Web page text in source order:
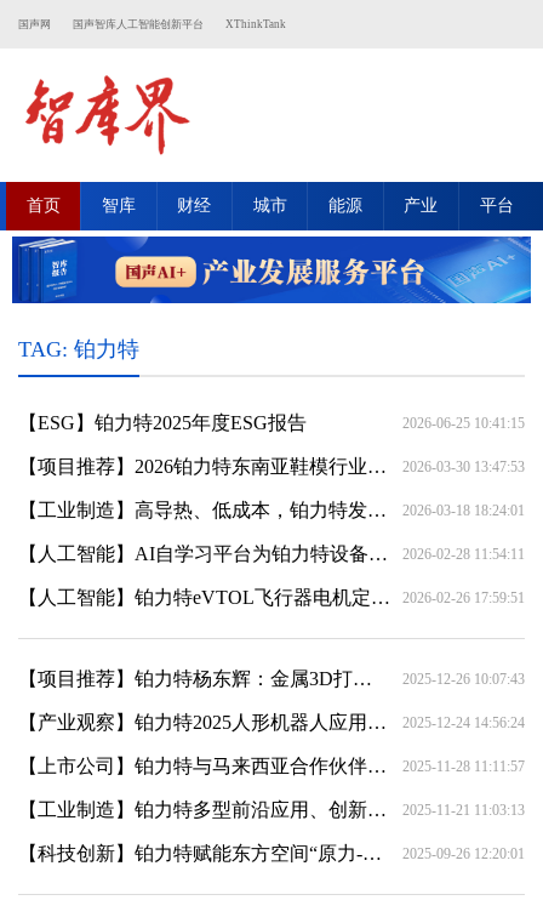
国声网 国声智库人工智能创新平台 XThinkTank
首页 智库 财经 城市 能源 产业 平台
TAG: 铂力特
2026-06-25 10:41:15
【ESG】铂力特2025年度ESG报告
2026-03-30 13:47:53
【项目推荐】2026铂力特东南亚鞋模行业技术研讨会暨新品发布会在胡志明市圆满举行
2026-03-18 18:24:01
【工业制造】高导热、低成本，铂力特发布可成形材料BLT-AlAM100C、BLT-AlAM370C
2026-02-28 11:54:11
【人工智能】AI自学习平台为铂力特设备注入增效提质新动能
2026-02-26 17:59:51
【人工智能】铂力特eVTOL飞行器电机定子支架将亮相TCT Asia 2026
2025-12-26 10:07:43
【项目推荐】铂力特杨东辉：金属3D打印消费电子毛坯零件产量超百万件，大生产时代已来
2025-12-24 14:56:24
【产业观察】铂力特2025人形机器人应用领域回顾
2025-11-28 11:11:57
【上市公司】铂力特与马来西亚合作伙伴GSH签订代理商协议
2025-11-21 11:03:13
【工业制造】铂力特多型前沿应用、创新软件亮相 Formnext 2025
2025-09-26 12:20:01
【科技创新】铂力特赋能东方空间“原力-110”发动机实现新突破